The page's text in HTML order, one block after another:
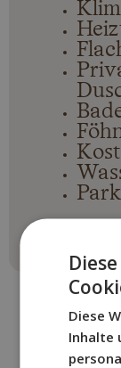
Diese
Inhalte